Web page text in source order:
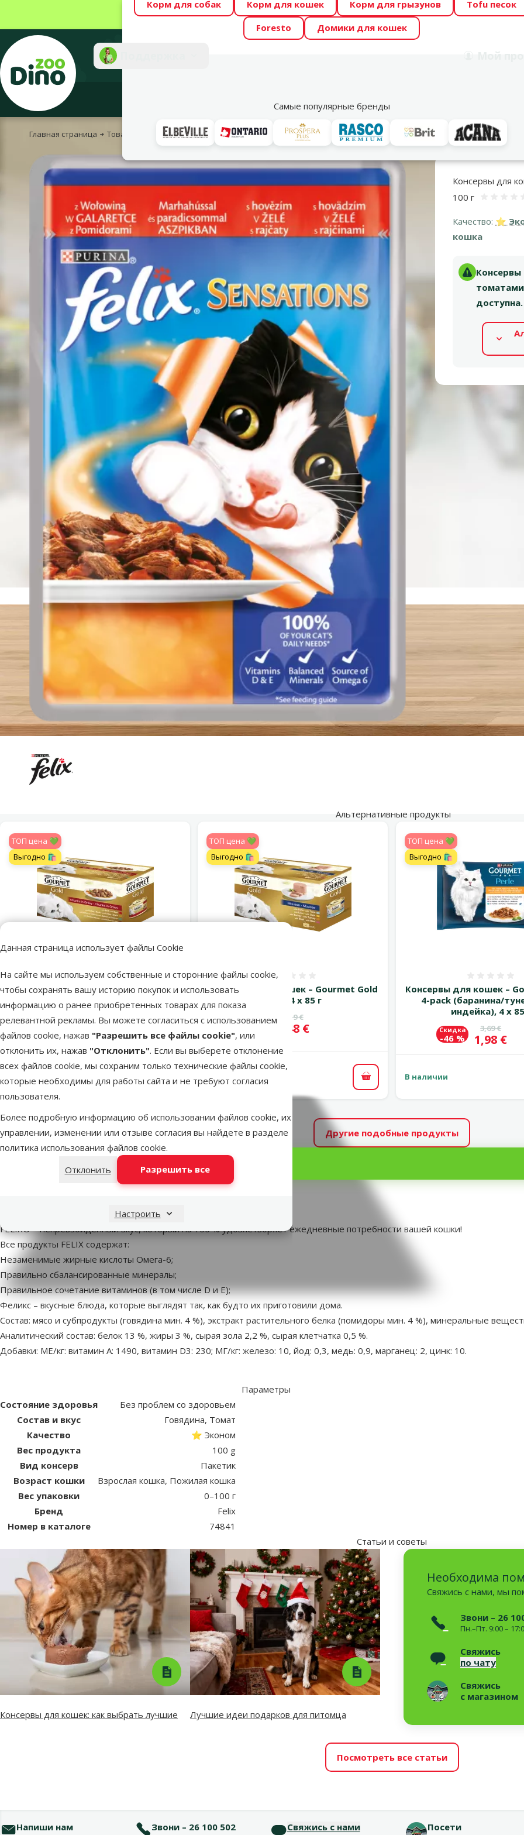
Весь месяц Dino Zoo предлагает отличные цены на ТОП-овые корма! 🍖
Фотоконкурс “GADA ŪSAIŅI”! Возможно Твой питомец станет звездой
Данная страница использует файлы Cookie
На сайте мы используем собственные и сторонние файлы cookie,
чтобы сохранять вашу историю покупок и использовать
информацию о ранее приобретенных товарах для показа
релевантной рекламы. Вы можете согласиться с использованием
файлов cookie, нажав "Разрешить все файлы cookie", или
отклонить их, нажав "Отклонить". Если вы выберете отклонение
всех файлов cookie, мы сохраним только технические файлы cookie,
которые необходимы для работы сайта и не требуют согласия
пользователя.
Более подробную информацию об использовании файлов cookie, их
управлении, изменении или отзыве согласия вы найдете в разделе
политика использования файлов cookie.
Отклонить
Разрешить все
Настроить
Корм для собак Корм для кошек Корм для грызунов
Tofu песок
Foresto
Домики для кошек
Самые популярные бренды
Акции
Главная страница Товары для кошек Корм и лакомства Консервы для кошек Для взрослых кошек КОНСЕРВЫ ДЛЯ КОШЕК
Консервы для
100 г
Качество: ⭐
кошка
Консервы
доступна.
Альтернативные продукты
Консервы для кошек – Gourmet Gold
Chunks in Gravy, 4 x 85 г
Оценка 0%
Исходная цена
3,19 €
Цена
2,48 €
Скидка
-22 %
TOП цена 💚
Выгодно 🛍️
В наличии
В корзину
Консервы для кошек – Gourmet Gold
Pate, 4 x 85 г
Исходная цена
3,19 €
Цена
2,48 €
Скидка
-22 %
TOП цена 💚
Выгодно 🛍️
В наличии
В корзину
Консервы для кошек –
4-pack (баранина/
индейка), 4 x
Исходная
3,69 €
Цена
1,98 €
Скидка
-46 %
TOП цена 💚
Выгодно 🛍️
В наличии
Другие подобные продукты
Консервы для кошек - Felix
Sensations с говядиной и
superzoo.product.detail.content
Консервы для кошек - Felix Sensations с говядиной и томатами, 100 г.
FELIX® – непревзойденный вкус, который на 100 % удовлетворяет ежедневные потребности вашей кошки!
Все продукты FELIX содержат:
Незаменимые жирные кислоты Омега-6;
Правильно сбалансированные минералы;
Правильное сочетание витаминов (в том числе D и E);
Феликс – вкусные блюда, которые выглядят так, как будто их приготовили дома.
Состав: мясо и субпродукты (говядина мин. 4 %), экстракт растительного белка (помидоры мин. 4 %), минеральные
Аналитический состав: белок 13 %, жиры 3 %, сырая зола 2,2 %, сырая клетчатка 0,5 %.
Добавки: МЕ/кг: витамин А: 1490, витамин D3: 230; МГ/кг: железо: 10, йод: 0,3, медь: 0,9, марганец: 2, цинк: 10.
Параметры
Состояние здоровья
Без проблем со здоровьем
Состав и вкус
Говядина, Томат
Качество
⭐ Эконом
Вес продукта
100 g
Вид консерв
Пакетик
Возраст кошки
Взрослая кошка, Пожилая кошка
Вес упаковки
0–100 г
Бренд
Felix
Номер в каталоге
74841
Статьи и советы
Необходима
Свяжись с нами, мы
Звони – 26
Пн.–Пт. 9:00 –
Свяжись
по чату
Свяжись
с магазином
Консервы для кошек: как выбрать лучшие
Лучшие идеи подарков для питомца
Посмотреть все статьи
Напиши нам Звони – 26 100 502 Свяжись с нами Посети